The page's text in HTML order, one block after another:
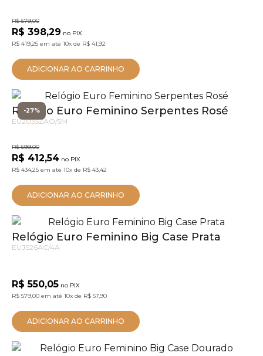
R$ 579,00
R$ 398,29 no PIX
R$ 419,25 em até 10x de R$ 41,92
ADICIONAR AO CARRINHO
-27%
Relógio Euro Feminino Serpentes Rosé
EU2035ZAO/5M
R$ 599,00
R$ 412,54 no PIX
R$ 434,25 em até 10x de R$ 43,42
ADICIONAR AO CARRINHO
Relógio Euro Feminino Big Case Prata
EUJS26AC/4A
R$ 550,05 no PIX
R$ 579,00 em até 10x de R$ 57,90
ADICIONAR AO CARRINHO